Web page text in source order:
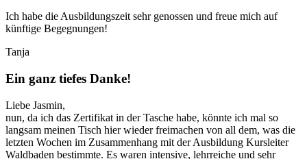
Ich habe die Ausbildungszeit sehr genossen und freue mich auf
künftige Begegnungen!
Tanja
Ein ganz tiefes Danke!
Liebe Jasmin,
nun, da ich das Zertifikat in der Tasche habe, könnte ich mal so
langsam meinen Tisch hier wieder freimachen von all dem, was die
letzten Wochen im Zusammenhang mit der Ausbildung Kursleiter
Waldbaden bestimmte. Es waren intensive, lehrreiche und sehr